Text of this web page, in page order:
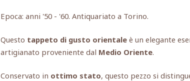
Epoca: anni '50 - '60. Antiquariato a Torino.
Questo tappeto di gusto orientale è un elegante
artigianato proveniente dal Medio Oriente.
Conservato in ottimo stato, questo pezzo si